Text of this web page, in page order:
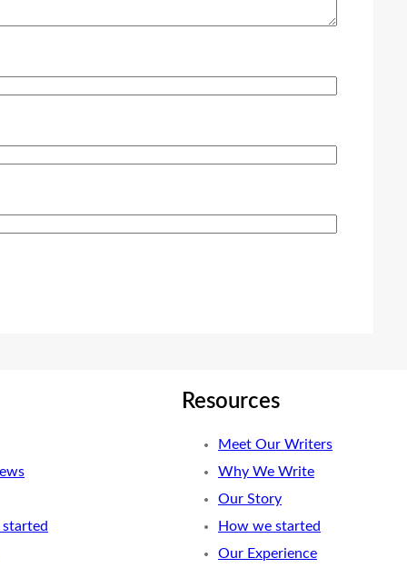
Resources
Meet Our Writers
Why We Write
Our Story
How we started
Our Experience